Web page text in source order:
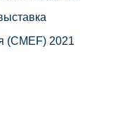
(CMEF) 2021